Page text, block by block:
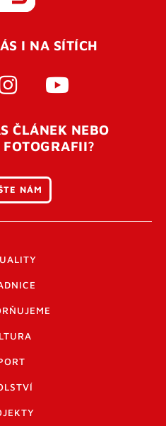
I NA SÍTÍCH
ČLÁNEK NEBO
NÁM